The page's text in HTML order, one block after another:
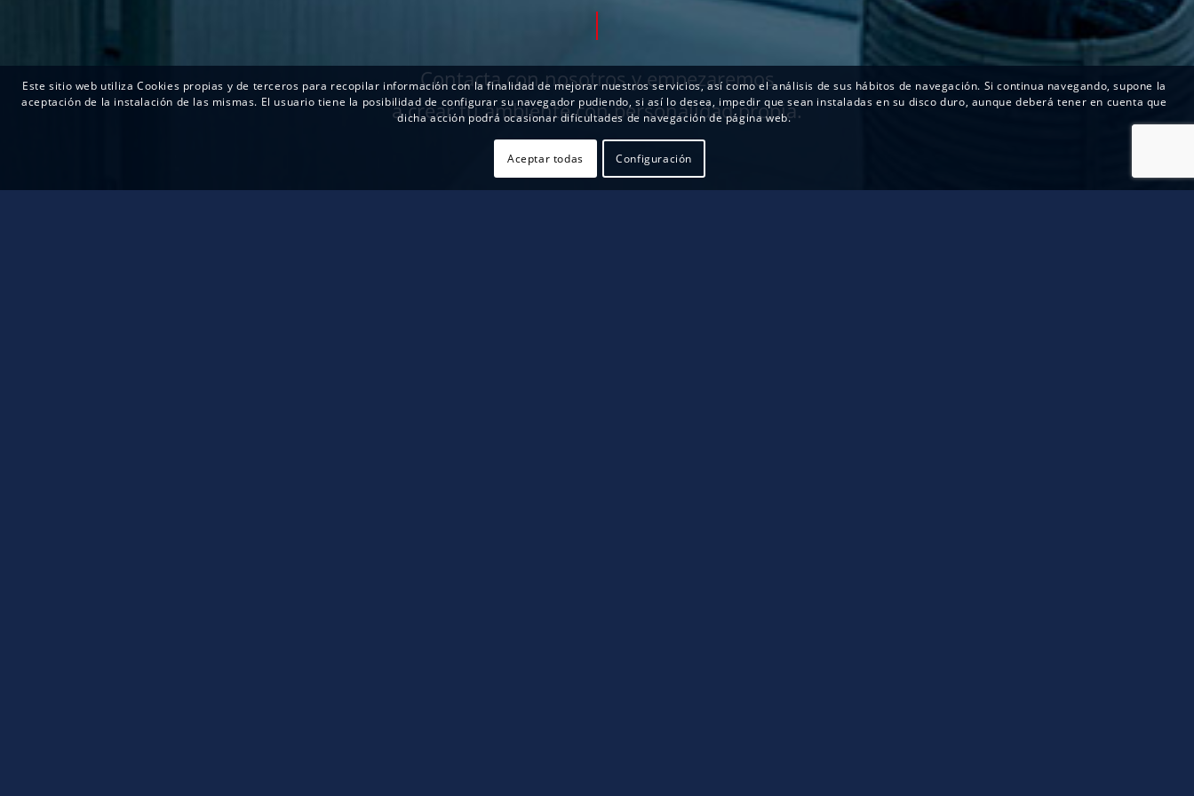
Contacta con nosotros y empezaremos
a crear tu ambiente con personalidad propia.
Este sitio web utiliza Cookies propias y de terceros para recopilar información con la finalidad de mejorar nuestros servicios, así como el análisis de sus hábitos de navegación. Si continua navegando, supone la
aceptación de la instalación de las mismas. El usuario tiene la posibilidad de configurar su navegador pudiendo, si así lo desea, impedir que sean instaladas en su disco duro, aunque deberá tener en cuenta que
dicha acción podrá ocasionar dificultades de navegación de página web.
Aceptar todas Configuración